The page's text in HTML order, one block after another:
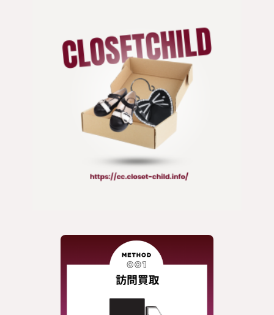
アクセサリー/小物